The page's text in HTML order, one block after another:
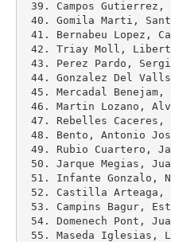
39. Campos
40. Gomila Marti,
41. Bernabeu Lopez,
42. Triay Moll,
43. Perez Pardo,
44. Gonzalez Del
45. Mercadal
46. Martin Lozano,
47. Rebelles
48. Bento, Antonio
49. Rubio
50. Jarque Megias,
51. Infante
52. Castilla Arteaga,
53. Campins Bagur,
54. Domenech Pont,
55. Maseda